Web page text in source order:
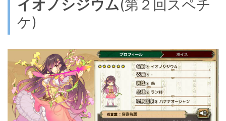
イオノシジウム(第２回スペチ
ケ)